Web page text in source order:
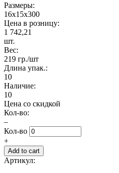
Размеры:
16x15x300
Цена в розницу:
1 742,21
шт.
Вес:
219 гр./шт
Длина упак.:
10
Наличие:
10
Цена со скидкой
Кол-во:
–
Кол-во
+
Артикул: